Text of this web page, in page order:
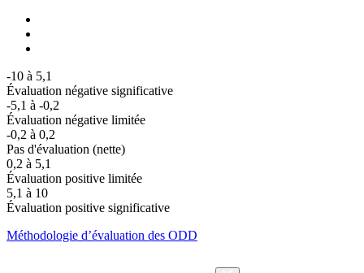
-10 à 5,1
Évaluation négative significative
-5,1 à -0,2
Évaluation négative limitée
-0,2 à 0,2
Pas d'évaluation (nette)
0,2 à 5,1
Évaluation positive limitée
5,1 à 10
Évaluation positive significative
Méthodologie d’évaluation des ODD